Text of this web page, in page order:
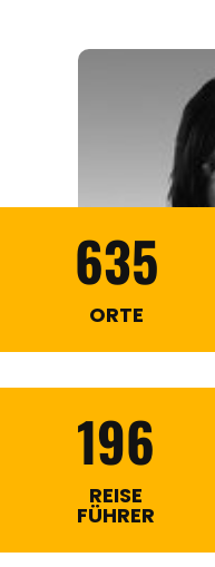
635
ORTE
196
REISE
FÜHRER